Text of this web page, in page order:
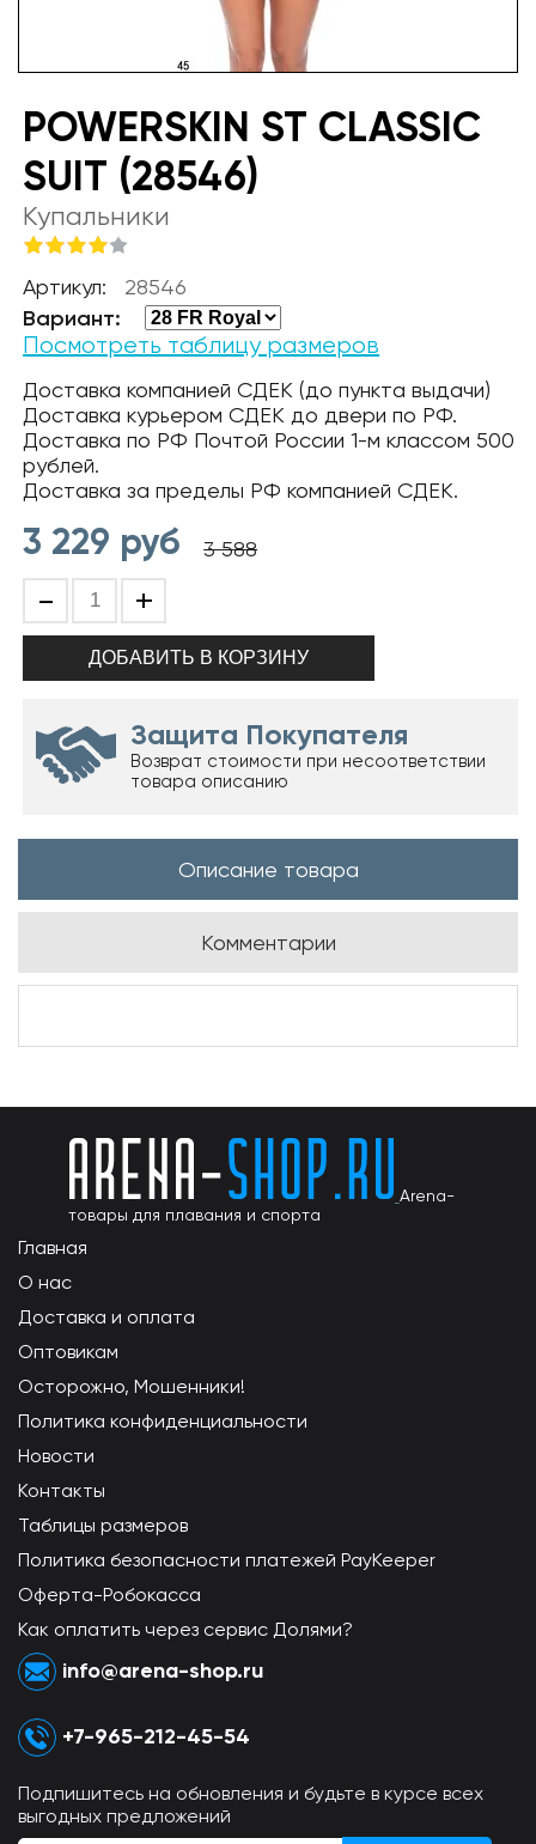
POWERSKIN ST CLASSIC
SUIT (28546)
Купальники
Артикул: 28546
Вариант:
Посмотреть таблицу размеров
Доставка компанией СДЕК (до пункта выдачи)
Доставка курьером СДЕК до двери по РФ.
Доставка по РФ Почтой России 1-м классом 500
рублей.
Доставка за пределы РФ компанией СДЕК.
3 229 руб 3 588
- +
Защита Покупателя
Возврат стоимости при несоответствии
товара описанию
Описание товара
Комментарии
Arena-
товары для плавания и спорта
Главная
О нас
Доставка и оплата
Оптовикам
Осторожно, Мошенники!
Политика конфиденциальности
Новости
Контакты
Таблицы размеров
Политика безопасности платежей PayKeeper
Оферта-Робокасса
Как оплатить через сервис Долями?
info@arena-shop.ru
+7-965-212-45-54
Подпишитесь на обновления и будьте в курсе всех
выгодных предложений